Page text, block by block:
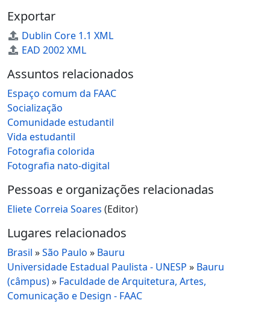
Exportar
Dublin Core 1.1 XML
EAD 2002 XML
Assuntos relacionados
Espaço comum da FAAC
Socialização
Comunidade estudantil
Vida estudantil
Fotografia colorida
Fotografia nato-digital
Pessoas e organizações relacionadas
Eliete Correia Soares (Editor)
Lugares relacionados
Brasil »São Paulo » Bauru
Universidade Estadual Paulista - UNESP » Bauru
(câmpus)» Faculdade de Arquitetura, Artes,
Comunicação e Design - FAAC